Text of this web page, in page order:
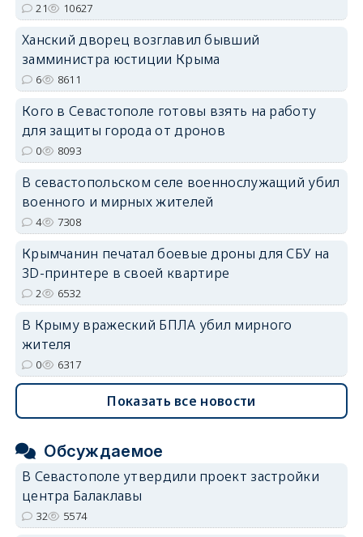
21 10627
Ханский дворец возглавил бывший
замминистра юстиции Крыма
6 8611
Кого в Севастополе готовы взять на работу
для защиты города от дронов
0 8093
В севастопольском селе военнослужащий убил
военного и мирных жителей
4 7308
Крымчанин печатал боевые дроны для СБУ на
3D-принтере в своей квартире
2 6532
В Крыму вражеский БПЛА убил мирного
жителя
0 6317
Показать все новости
Обсуждаемое
В Севастополе утвердили проект застройки
центра Балаклавы
32 5574